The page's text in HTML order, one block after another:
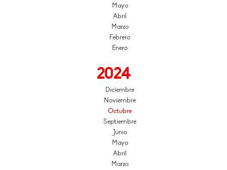
Mayo
Abril
Marzo
Febrero
Enero
2024
Diciembre
Noviembre
Octubre
Septiembre
Junio
Mayo
Abril
Marzo